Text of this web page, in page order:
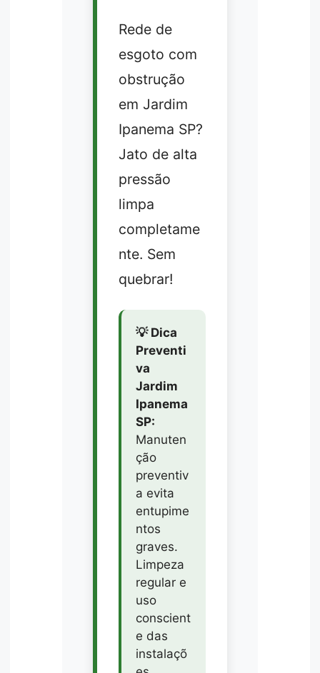
Rede de
esgoto com
obstrução
em Jardim
Ipanema SP?
Jato de alta
pressão
limpa
completame
nte. Sem
quebrar!
💡 Dica
Preventi
va
Jardim
Ipanema
SP:
Manuten
ção
preventiv
a evita
entupime
ntos
graves.
Limpeza
regular e
uso
conscient
e das
instalaçõ